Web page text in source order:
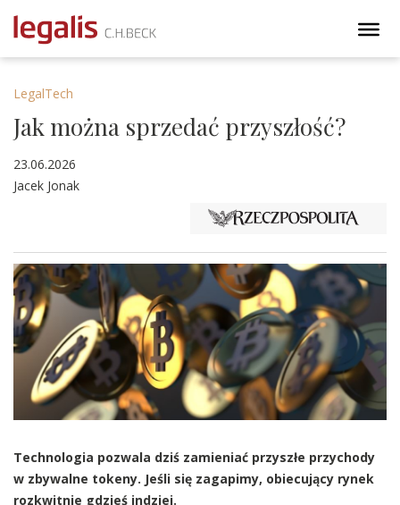
LegalTech
Jak można sprzedać przyszłość?
23.06.2026
Jacek Jonak
Technologia pozwala dziś zamieniać przyszłe przychody
w zbywalne tokeny. Jeśli się zagapimy, obiecujący rynek
rozkwitnie gdzieś indziej.